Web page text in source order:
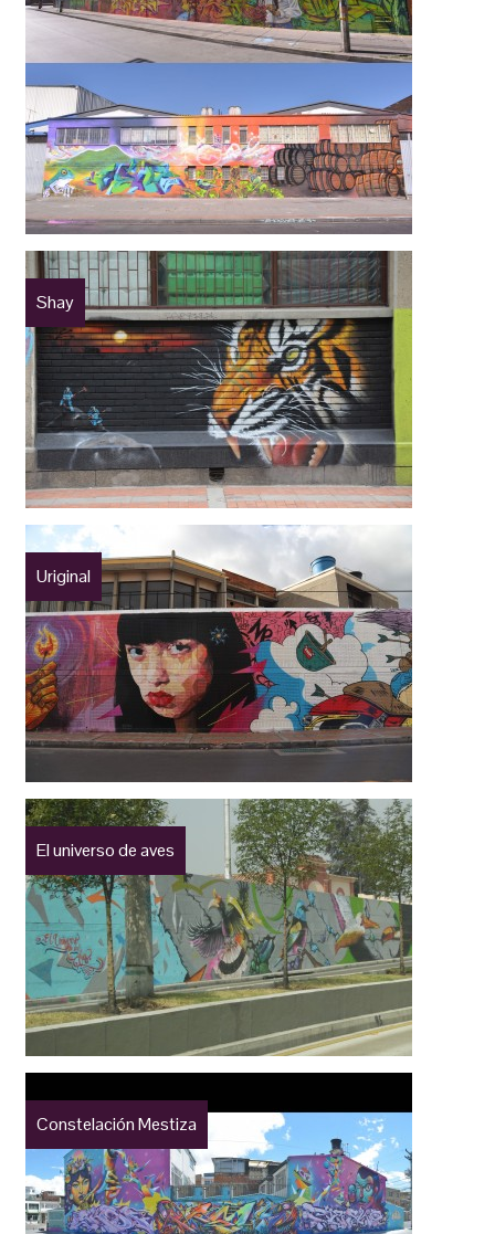
Shay
Uriginal
El universo de aves
Constelación Mestiza